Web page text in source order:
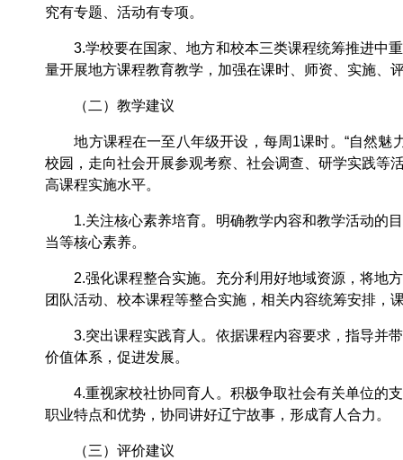
究有专题、活动有专项。
3.学校要在国家、地方和校本三类课程统筹推进中重
量开展地方课程教育教学，加强在课时、师资、实施、
（二）教学建议
地方课程在一至八年级开设，每周1课时。“自然魅
校园，走向社会开展参观考察、社会调查、研学实践等
高课程实施水平。
1.关注核心素养培育。明确教学内容和教学活动的目
当等核心素养。
2.强化课程整合实施。充分利用好地域资源，将地方
团队活动、校本课程等整合实施，相关内容统筹安排，
3.突出课程实践育人。依据课程内容要求，指导并带
价值体系，促进发展。
4.重视家校社协同育人。积极争取社会有关单位的支
职业特点和优势，协同讲好辽宁故事，形成育人合力。
（三）评价建议